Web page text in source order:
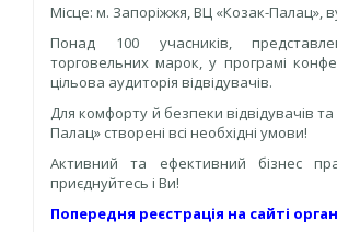
Місце: м. Запоріжжя, ВЦ «Козак-Палац»,
Понад 100 учасників,
торговельних марок, у програмі
цільова аудиторія відвідувачів.
Для комфорту й безпеки відвідувачів
Палац» створені всі необхідні умови!
Активний та ефективний бізнес
приєднуйтесь і Ви!
Попередня реєстрація на сайті